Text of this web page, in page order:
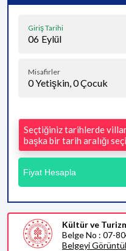
Giriş Tarihi
06 Eylül
Misafirler
0Yetişkin,0Çocuk
Seçtiğiniz tarihlerde
başka bir tarih aralığı
Fiyat Hesapla
Kültür ve
Belge No : 07-
Belgeyi